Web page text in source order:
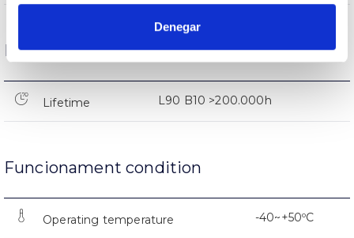
Denegar
Life
Lifetime L90 B10 >200.000h
Funcionament condition
Operating temperature -40~+50ºC